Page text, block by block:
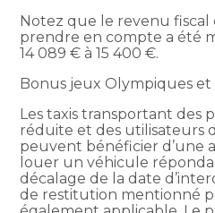
Notez que le revenu
prendre en compte a été
14 089 € à 15 400 €.
Bonus jeux Olympiques
Les taxis transportant des
réduite et des utilisateurs
peuvent bénéficier d’une
louer un véhicule
décalage de la date
de restitution mentionné